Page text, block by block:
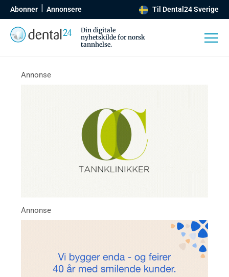
Abonner Annonsere Til Dental24 Sverige
Din digitale
nyhetskilde for norsk
tannhelse.